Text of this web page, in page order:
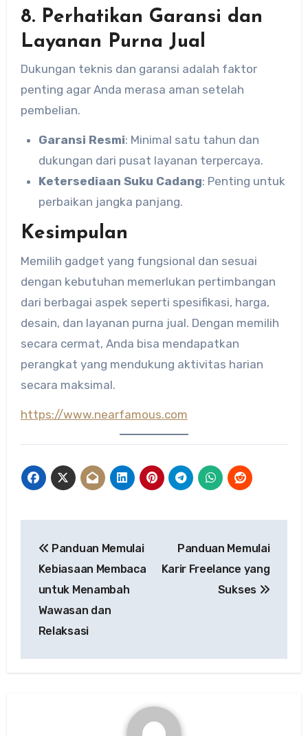
8. Perhatikan Garansi dan
Layanan Purna Jual
Dukungan teknis dan garansi adalah faktor
penting agar Anda merasa aman setelah
pembelian.
Garansi Resmi: Minimal satu tahun dan
dukungan dari pusat layanan terpercaya.
Ketersediaan Suku Cadang: Penting untuk
perbaikan jangka panjang.
Kesimpulan
Memilih gadget yang fungsional dan sesuai
dengan kebutuhan memerlukan pertimbangan
dari berbagai aspek seperti spesifikasi, harga,
desain, dan layanan purna jual. Dengan memilih
secara cermat, Anda bisa mendapatkan
perangkat yang mendukung aktivitas harian
secara maksimal.
https://www.nearfamous.com
navigation
Panduan Memulai
Kebiasaan Membaca
untuk Menambah
Wawasan dan
Relaksasi
Panduan Memulai
Karir Freelance yang
Sukses